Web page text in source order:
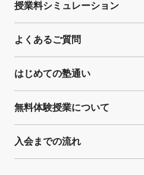
授業料シミュレーション
よくあるご質問
はじめての塾通い
無料体験授業について
入会までの流れ